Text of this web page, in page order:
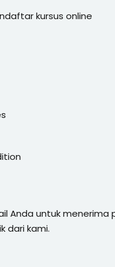
kursus online
Anda untuk menerima
dari kami.